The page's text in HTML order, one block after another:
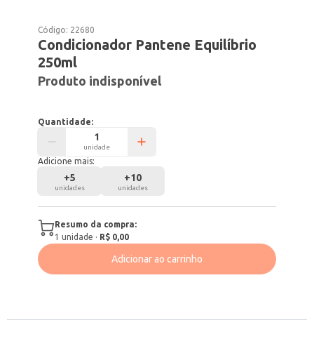
Código: 22680
Condicionador Pantene Equilíbrio
250ml
Produto indisponível
Quantidade:
unidade
Adicione mais:
+5
unidades
+10
unidades
Resumo da compra:
1 unidade · R$ 0,00
Adicionar ao carrinho